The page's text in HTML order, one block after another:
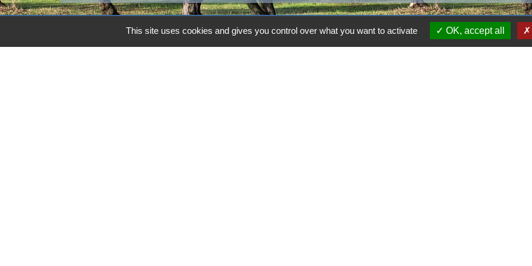
Contacts
This site uses cookies and gives you control over what you want to activate OK, accept all